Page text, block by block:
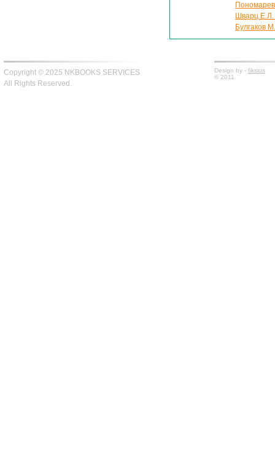
Шварц Е.Л.
Булгаков
Copyright © 2025 NKBOOKS SERVICES
All Rights Reserved.
Design by - fiksius
© 2011